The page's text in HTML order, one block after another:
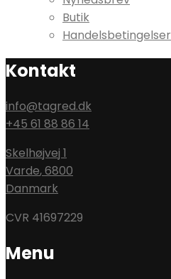
Butik
Handelsbetingelser
Kontakt
info@tagred.dk
+45 61 88 86 14
Skelhøjvej 1
Varde,6800
Danmark
CVR 41697229
Menu